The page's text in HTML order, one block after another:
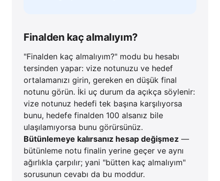
Finalden kaç almalıyım?
"Finalden kaç almalıyım?" modu bu hesabı
tersinden yapar: vize notunuzu ve hedef
ortalamanızı girin, gereken en düşük final
notunu görün. İki uç durum da açıkça söylenir:
vize notunuz hedefi tek başına karşılıyorsa
bunu, hedefe finalden 100 alsanız bile
ulaşılamıyorsa bunu görürsünüz.
Bütünlemeye kalırsanız hesap değişmez —
bütünleme notu finalin yerine geçer ve aynı
ağırlıkla çarpılır; yani "bütten kaç almalıyım"
sorusunun cevabı da bu moddur.